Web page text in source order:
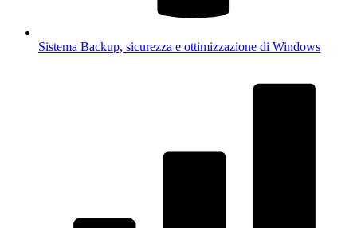
Sistema Backup, sicurezza e ottimizzazione di Windows